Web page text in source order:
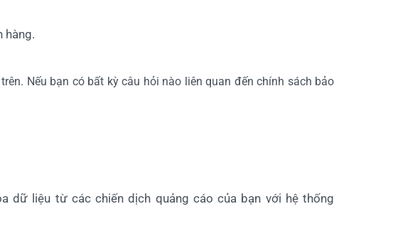
hàng.
Nếu bạn có bất kỳ câu hỏi nào liên quan đến chính sách bảo
dữ liệu từ các chiến dịch quảng cáo của bạn với hệ thống